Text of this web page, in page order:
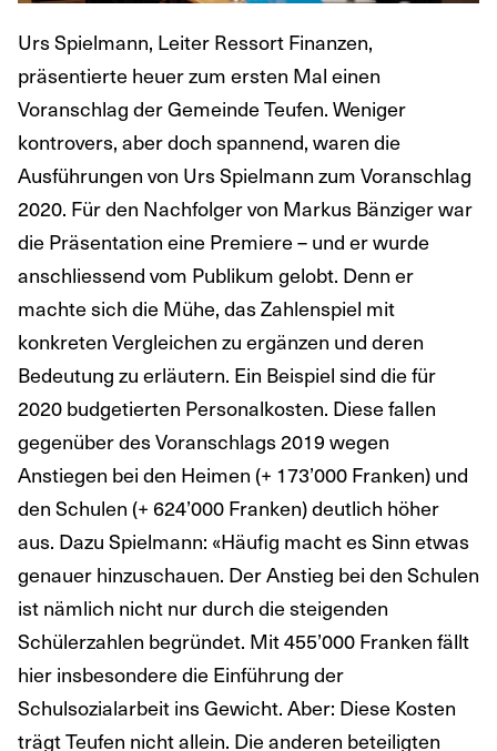
Urs Spielmann, Leiter Ressort Finanzen,
präsentierte heuer zum ersten Mal einen
Voranschlag der Gemeinde Teufen. Weniger
kontrovers, aber doch spannend, waren die
Ausführungen von Urs Spielmann zum Voranschlag
2020. Für den Nachfolger von Markus Bänziger war
die Präsentation eine Premiere – und er wurde
anschliessend vom Publikum gelobt. Denn er
machte sich die Mühe, das Zahlenspiel mit
konkreten Vergleichen zu ergänzen und deren
Bedeutung zu erläutern. Ein Beispiel sind die für
2020 budgetierten Personalkosten. Diese fallen
gegenüber des Voranschlags 2019 wegen
Anstiegen bei den Heimen (+ 173’000 Franken) und
den Schulen (+ 624’000 Franken) deutlich höher
aus. Dazu Spielmann: «Häufig macht es Sinn etwas
genauer hinzuschauen. Der Anstieg bei den Schulen
ist nämlich nicht nur durch die steigenden
Schülerzahlen begründet. Mit 455’000 Franken fällt
hier insbesondere die Einführung der
Schulsozialarbeit ins Gewicht. Aber: Diese Kosten
trägt Teufen nicht allein. Die anderen beteiligten